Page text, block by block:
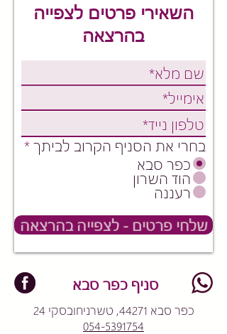
השאירי פרטים לצפייה
בהרצאה
בחרי את הסניף הקרוב לביתך*
כפר סבא
הוד השרון
רעננה
שלחי פרטים - לצפייה בהרצאה
סניף כפר סבא
כפר סבא 44271, טשרניחובסקי 24
054-5391754